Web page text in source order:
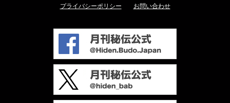
プライバシーポリシー
お問い合わせ